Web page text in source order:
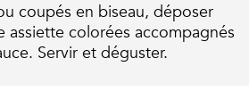
coupés en biseau, déposer
assiette colorées accompagnés
Servir et déguster.